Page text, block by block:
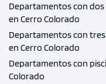
Departamentos con
en Cerro Colorado
Departamentos con
en Cerro Colorado
Departamentos con
Colorado